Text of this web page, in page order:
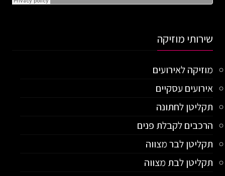
שירותי מוזיקה
מוזיקה לאירועים
אירועים עסקיים
תקליטן לחתונה
הרכבים לקבלת פנים
תקליטן לבר מצווה
תקליטן לבת מצווה